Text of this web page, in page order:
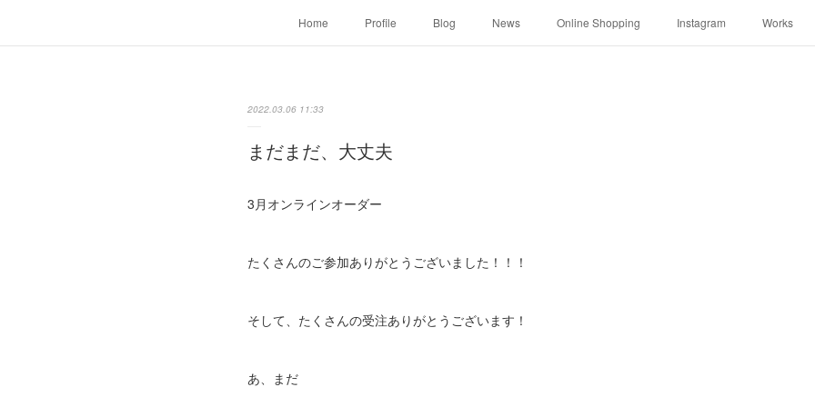
Home Profile Blog News Online Shopping Instagram Works
2022.03.06 11:33
まだまだ、大丈夫
3月オンラインオーダー
たくさんのご参加ありがとうございました！！！
そして、たくさんの受注ありがとうございます！
あ、まだ